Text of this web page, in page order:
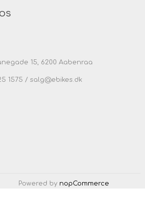
15, 6200 Aabenraa
1575 / salg@ebikes.dk
Powered by nopCommerce